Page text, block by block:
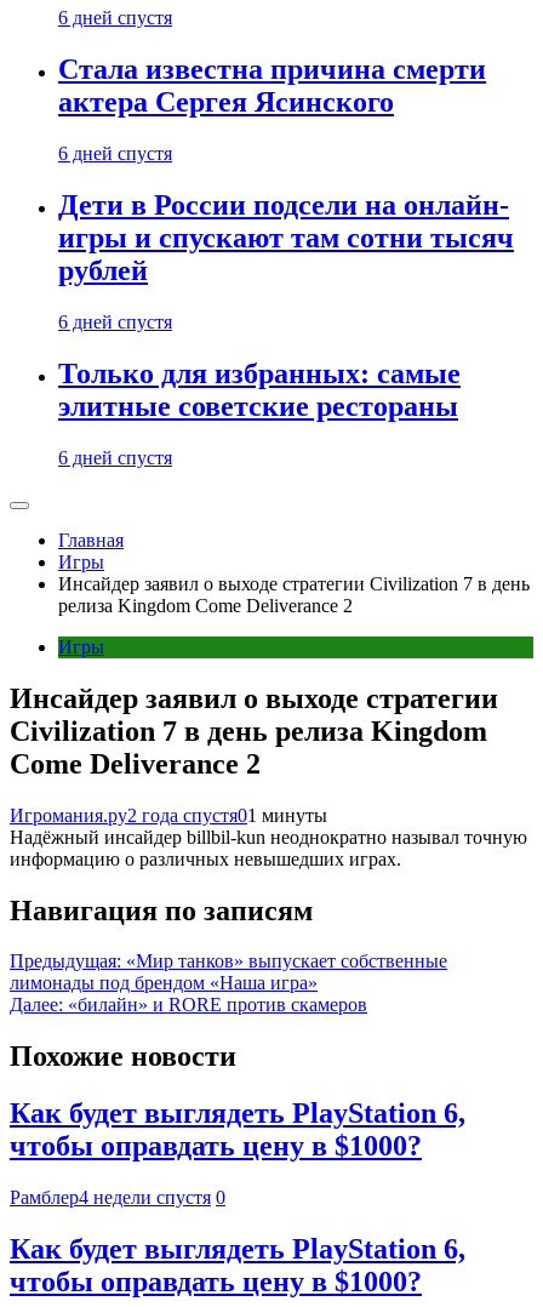
6 дней спустя
Стала известна причина смерти
актера Сергея Ясинского
6 дней спустя
Дети в России подсели на онлайн-
игры и спускают там сотни тысяч
рублей
6 дней спустя
Только для избранных: самые
элитные советские рестораны
6 дней спустя
Главная
Игры
Инсайдер заявил о выходе стратегии Civilization 7 в день
релиза Kingdom Come Deliverance 2
Игры
Инсайдер заявил о выходе стратегии
Civilization 7 в день релиза Kingdom
Come Deliverance 2
Игромания.ру2 года спустя01 минуты
Надёжный инсайдер billbil-kun неоднократно называл точную
информацию о различных невышедших играх.
Навигация по записям
Предыдущая: «Мир танков» выпускает собственные
лимонады под брендом «Наша игра»
Далее: «билайн» и RORE против скамеров
Похожие новости
Как будет выглядеть PlayStation 6,
чтобы оправдать цену в $1000?
Рамблер4 недели спустя 0
Как будет выглядеть PlayStation 6,
чтобы оправдать цену в $1000?